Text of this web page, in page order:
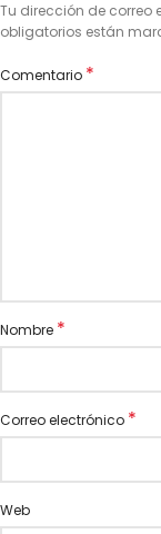
Tu dirección de correo
obligatorios están
Comentario *
Nombre *
Correo electrónico *
Web